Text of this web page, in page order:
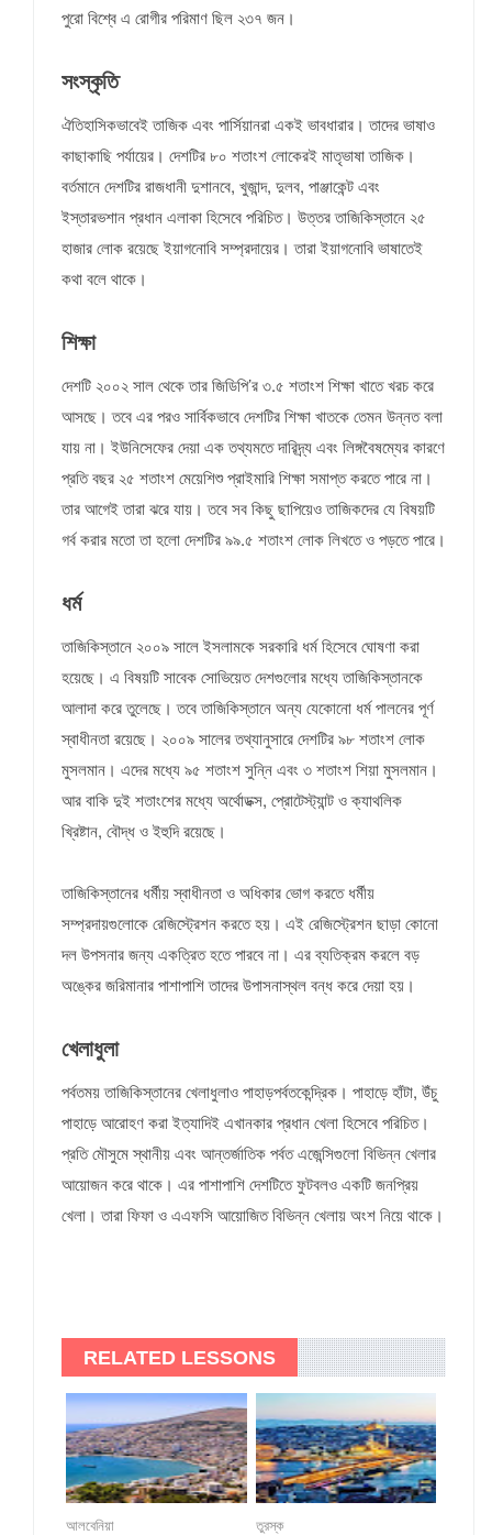
পুরো বিশ্বে এ রোগীর পরিমাণ ছিল ২৩৭ জন।
সংস্কৃতি
ঐতিহাসিকভাবেই তাজিক এবং পার্সিয়ানরা একই ভাবধারার। তাদের ভাষাও
কাছাকাছি পর্যায়ের। দেশটির ৮০ শতাংশ লোকেরই মাতৃভাষা তাজিক।
বর্তমানে দেশটির রাজধানী দুশানবে, খুজান্দ, দুলব, পাঞ্জাকেন্ট এবং
ইস্তারভশান প্রধান এলাকা হিসেবে পরিচিত। উত্তর তাজিকিস্তানে ২৫
হাজার লোক রয়েছে ইয়াগনোবি সম্প্রদায়ের। তারা ইয়াগনোবি ভাষাতেই
কথা বলে থাকে।
শিক্ষা
দেশটি ২০০২ সাল থেকে তার জিডিপি’র ৩.৫ শতাংশ শিক্ষা খাতে খরচ করে
আসছে। তবে এর পরও সার্বিকভাবে দেশটির শিক্ষা খাতকে তেমন উন্নত বলা
যায় না। ইউনিসেফের দেয়া এক তথ্যমতে দারিদ্র্য এবং লিঙ্গবৈষম্যের কারণে
প্রতি বছর ২৫ শতাংশ মেয়েশিশু প্রাইমারি শিক্ষা সমাপ্ত করতে পারে না।
তার আগেই তারা ঝরে যায়। তবে সব কিছু ছাপিয়েও তাজিকদের যে বিষয়টি
গর্ব করার মতো তা হলো দেশটির ৯৯.৫ শতাংশ লোক লিখতে ও পড়তে পারে।
ধর্ম
তাজিকিস্তানে ২০০৯ সালে ইসলামকে সরকারি ধর্ম হিসেবে ঘোষণা করা
হয়েছে। এ বিষয়টি সাবেক সোভিয়েত দেশগুলোর মধ্যে তাজিকিস্তানকে
আলাদা করে তুলেছে। তবে তাজিকিস্তানে অন্য যেকোনো ধর্ম পালনের পূর্ণ
স্বাধীনতা রয়েছে। ২০০৯ সালের তথ্যানুসারে দেশটির ৯৮ শতাংশ লোক
মুসলমান। এদের মধ্যে ৯৫ শতাংশ সুন্নি এবং ৩ শতাংশ শিয়া মুসলমান।
আর বাকি দুই শতাংশের মধ্যে অর্থোডক্স, প্রোটেস্ট্যান্ট ও ক্যাথলিক
খ্রিষ্টান, বৌদ্ধ ও ইহুদি রয়েছে।
তাজিকিস্তানের ধর্মীয় স্বাধীনতা ও অধিকার ভোগ করতে ধর্মীয়
সম্প্রদায়গুলোকে রেজিস্ট্রেশন করতে হয়। এই রেজিস্ট্রেশন ছাড়া কোনো
দল উপসনার জন্য একত্রিত হতে পারবে না। এর ব্যতিক্রম করলে বড়
অঙ্কের জরিমানার পাশাপাশি তাদের উপাসনাস্থল বন্ধ করে দেয়া হয়।
খেলাধুলা
পর্বতময় তাজিকিস্তানের খেলাধুলাও পাহাড়পর্বতকেন্দ্রিক। পাহাড়ে হাঁটা, উঁচু
পাহাড়ে আরোহণ করা ইত্যাদিই এখানকার প্রধান খেলা হিসেবে পরিচিত।
প্রতি মৌসুমে স্থানীয় এবং আন্তর্জাতিক পর্বত এজেন্সিগুলো বিভিন্ন খেলার
আয়োজন করে থাকে। এর পাশাপাশি দেশটিতে ফুটবলও একটি জনপ্রিয়
খেলা। তারা ফিফা ও এএফসি আয়োজিত বিভিন্ন খেলায় অংশ নিয়ে থাকে।
RELATED LESSONS
আলবেনিয়া তুরস্ক